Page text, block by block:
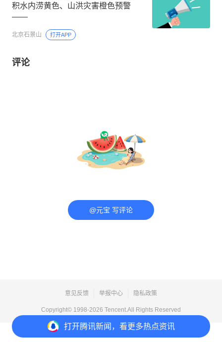
打开腾讯新闻，看更多热点资讯
积水内涝黄色、山洪灾害橙色预警
——
北京石景山 打开APP
评论
@元宝 写评论
意见反馈 举报中心 隐私政策
Copyright© 1998-2026 Tencent.All Rights Reserved